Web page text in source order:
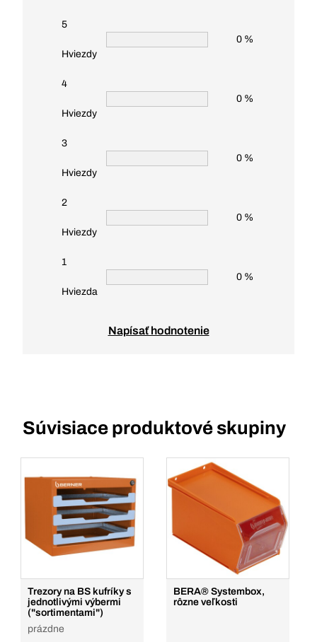
5
Hviezdy
0 %
4
Hviezdy
0 %
3
Hviezdy
0 %
2
Hviezdy
0 %
1
Hviezda
0 %
Napísať hodnotenie
Súvisiace produktové skupiny
Trezory na BS kufríky s
jednotlivými výbermi
("sortimentami")
prázdne
BERA® Systembox,
rôzne veľkosti